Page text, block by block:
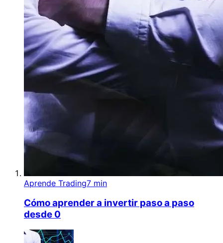
Aprende Trading7 min
Cómo aprender a invertir paso a paso
desde 0